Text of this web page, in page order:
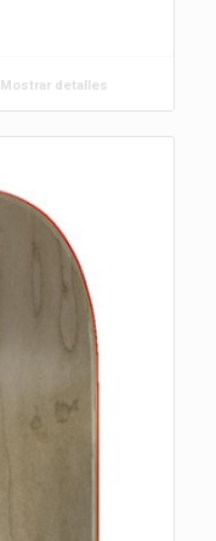
Mostrar detalles